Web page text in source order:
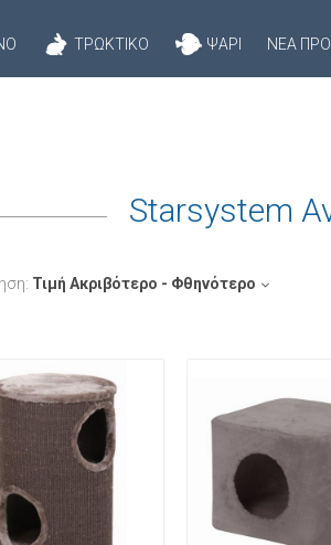
ΤΡΩΚΤΙΚΌ ΨΆΡΙ ΝΈΑ
Starsystem
Τιμή Ακριβότερο - Φθηνότερο